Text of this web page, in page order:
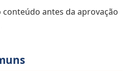
conteúdo antes da aprovação